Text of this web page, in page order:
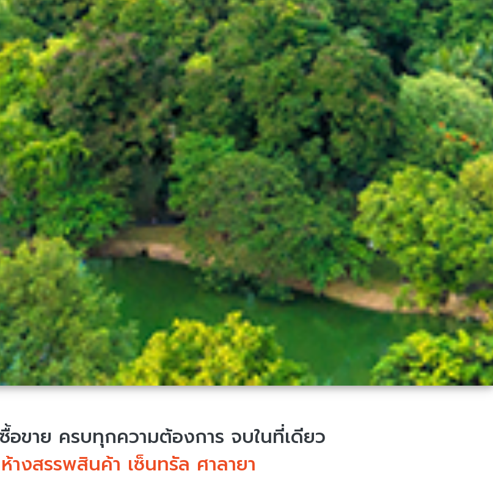
อขาย ครบทุกความต้องการ จบในที่เดียว
างสรรพสินค้า เซ็นทรัล ศาลายา